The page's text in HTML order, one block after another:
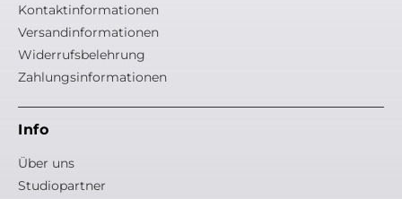
Kontaktinformationen
Versandinformationen
Widerrufsbelehrung
Zahlungsinformationen
Info
Über uns
Studiopartner